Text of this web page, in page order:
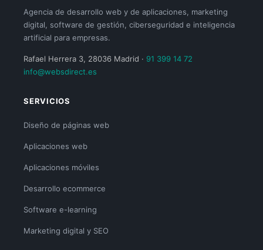
Agencia de desarrollo web y de aplicaciones, marketing
digital, software de gestión, ciberseguridad e inteligencia
artificial para empresas.
Rafael Herrera 3, 28036 Madrid · 91 399 14 72
info@websdirect.es
SERVICIOS
Diseño de páginas web
Aplicaciones web
Aplicaciones móviles
Desarrollo ecommerce
Software e-learning
Marketing digital y SEO